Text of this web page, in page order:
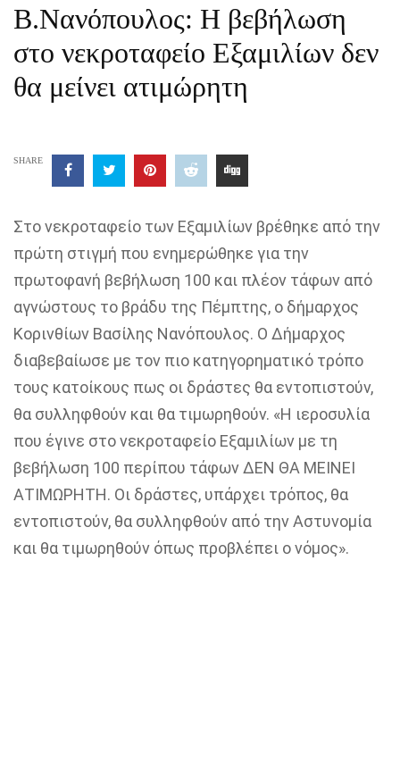
B.Νανόπουλος: Η βεβήλωση
στο νεκροταφείο Εξαμιλίων δεν
θα μείνει ατιμώρητη
SHARE
Στο νεκροταφείο των Εξαμιλίων βρέθηκε από την
πρώτη στιγμή που ενημερώθηκε για την
πρωτοφανή βεβήλωση 100 και πλέον τάφων από
αγνώστους το βράδυ της Πέμπτης, ο δήμαρχος
Κορινθίων Βασίλης Νανόπουλος. Ο Δήμαρχος
διαβεβαίωσε με τον πιο κατηγορηματικό τρόπο
τους κατοίκους πως οι δράστες θα εντοπιστούν,
θα συλληφθούν και θα τιμωρηθούν. «Η ιεροσυλία
που έγινε στο νεκροταφείο Εξαμιλίων με τη
βεβήλωση 100 περίπου τάφων ΔΕΝ ΘΑ ΜΕΙΝΕΙ
ΑΤΙΜΩΡΗΤΗ. Οι δράστες, υπάρχει τρόπος, θα
εντοπιστούν, θα συλληφθούν από την Αστυνομία
και θα τιμωρηθούν όπως προβλέπει ο νόμος».